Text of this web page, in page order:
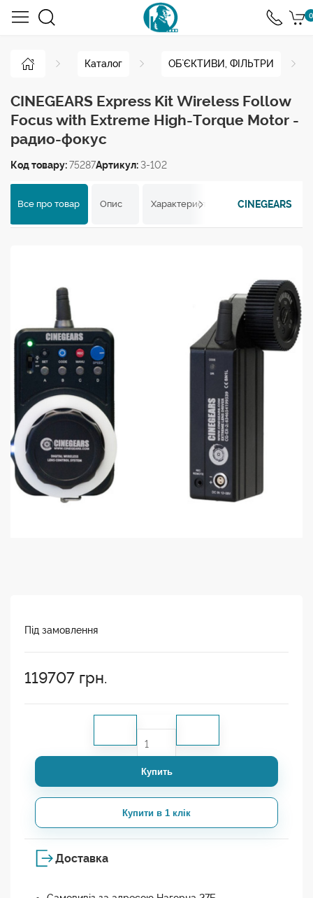
0
Каталог ОБ`ЄКТИВИ, ФІЛЬТРИ
CINEGEARS Express Kit Wireless Follow
Focus with Extreme High-Torque Motor -
радио-фокус
Код товару:75287Артикул: 3-102
Все про товар Опис Характеристики Відгуки
CINEGEARS
Під замовлення
119707 грн.
Купить
Купити в 1 клік
Доставка